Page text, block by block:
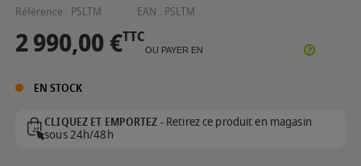
Référence : PSLTM EAN : PSLTM
2 990,00 €TTC
OU PAYER EN
EN STOCK
CLIQUEZ ET EMPORTEZ -Retirez ce produit en magasin
sous 24h/48h